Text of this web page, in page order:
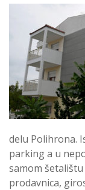
delu Polihrona.
parking a u
samom
prodavnica,